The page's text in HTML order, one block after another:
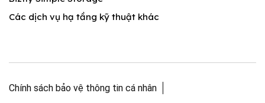
Các dịch vụ hạ tầng kỹ thuật khác
Chính sách bảo vệ thông tin cá nhân